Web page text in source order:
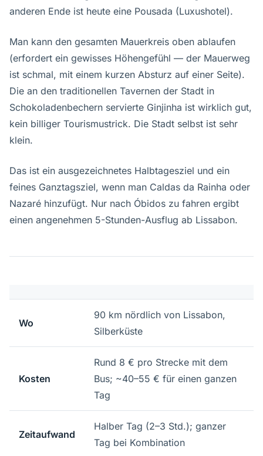
anderen Ende ist heute eine Pousada (Luxushotel).
Man kann den gesamten Mauerkreis oben ablaufen
(erfordert ein gewisses Höhengefühl — der Mauerweg
ist schmal, mit einem kurzen Absturz auf einer Seite).
Die an den traditionellen Tavernen der Stadt in
Schokoladenbechern servierte Ginjinha ist wirklich gut,
kein billiger Tourismustrick. Die Stadt selbst ist sehr
klein.
Das ist ein ausgezeichnetes Halbtagesziel und ein
feines Ganztagsziel, wenn man Caldas da Rainha oder
Nazaré hinzufügt. Nur nach Óbidos zu fahren ergibt
einen angenehmen 5-Stunden-Ausflug ab Lissabon.
Wo
90 km nördlich von Lissabon,
Silberküste
Kosten
Rund 8 € pro Strecke mit dem
Bus; ~40–55 € für einen ganzen
Tag
Zeitaufwand
Halber Tag (2–3 Std.); ganzer
Tag bei Kombination